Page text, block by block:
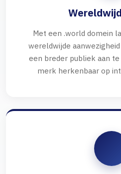
Met een .world domein
wereldwijde
een breder publiek aan
merk herkenbaar op